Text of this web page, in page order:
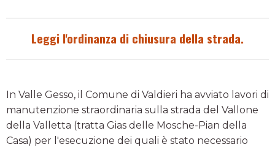
Leggi l'ordinanza di chiusura della strada.
In Valle Gesso, il Comune di Valdieri ha avviato lavori di
manutenzione straordinaria sulla strada del Vallone
della Valletta (tratta Gias delle Mosche-Pian della
Casa) per l'esecuzione dei quali è stato necessario